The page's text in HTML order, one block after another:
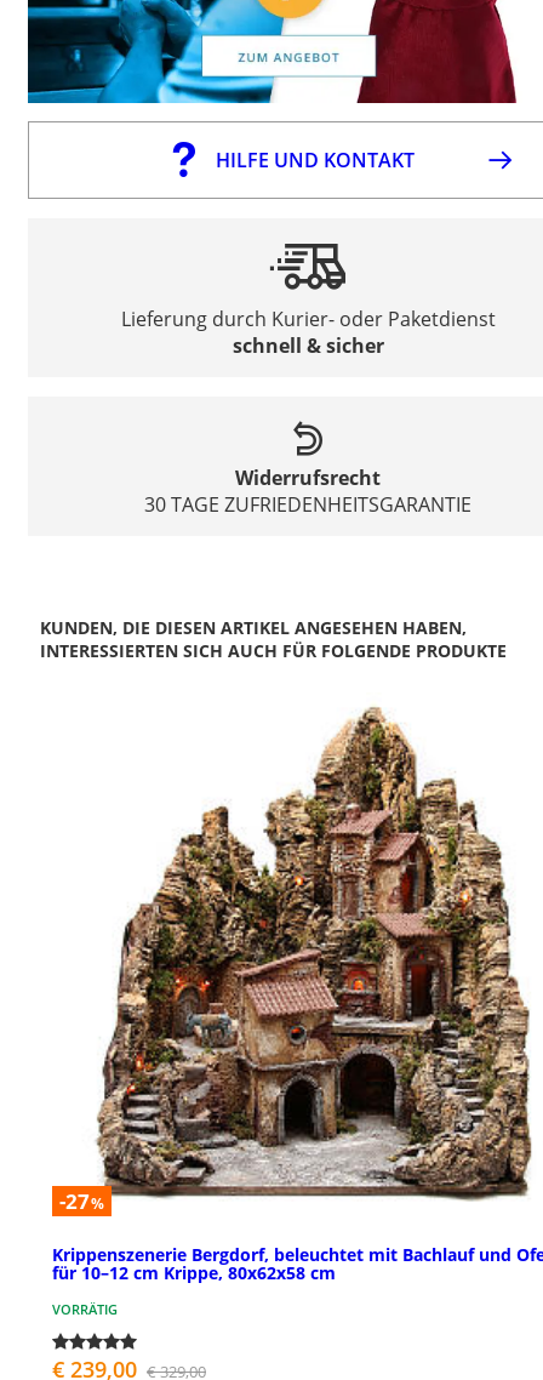
HILFE UND KONTAKT
Lieferung durch Kurier- oder Paketdienst
schnell & sicher
Widerrufsrecht
30 TAGE ZUFRIEDENHEITSGARANTIE
KUNDEN, DIE DIESEN ARTIKEL ANGESEHEN HABEN,
INTERESSIERTEN SICH AUCH FÜR FOLGENDE PRODUKTE
-27%
Krippenszenerie Bergdorf, beleuchtet mit Bachlauf und
für 10–12 cm Krippe, 80x62x58 cm
VORRÄTIG
€ 239,00 € 329,00